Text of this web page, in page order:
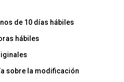
de 10 días hábiles
hábiles
sobre la modificación